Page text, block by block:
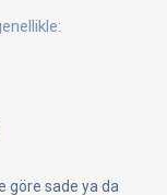
göre sade ya da